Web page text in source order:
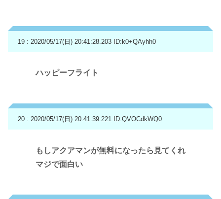
19 : 2020/05/17(日) 20:41:28.203 ID:k0+QAyhh0
ハッピーフライト
20 : 2020/05/17(日) 20:41:39.221 ID:QVOCdkWQ0
もしアクアマンが無料になったら見てくれ
マジで面白い